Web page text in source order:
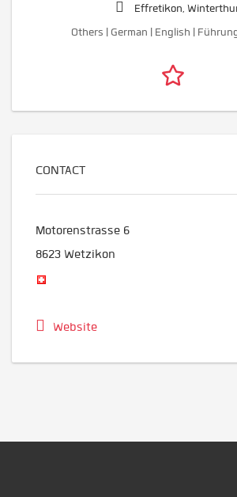
Effretikon,
Others | German | English |
CONTACT
Motorenstrasse 6
8623 Wetzikon
Website